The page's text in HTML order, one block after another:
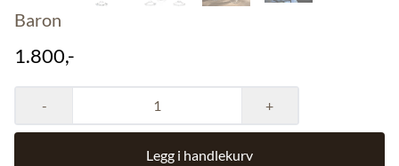
Baron
1.800,-
- +
Legg i handlekurv